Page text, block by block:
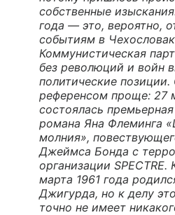
собственные
года — это, вероятно,
событиям в
Коммунистическая
без революций и войн
политические
референсом проще: 27
состоялась
романа Яна Флеминга
молния»,
Джеймса Бонда с
организации SPECTRE.
марта 1961 года
Джигурда, но к делу
точно не имеет